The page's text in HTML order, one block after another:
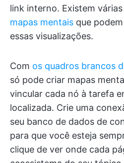
link interno. Existem várias
mapas mentais que
essas visualizações.
Com os quadros brancos
só pode criar mapas
vincular cada nó à tarefa
localizada. Crie uma
seu banco de dados de
para que você esteja
clique de ver onde cada